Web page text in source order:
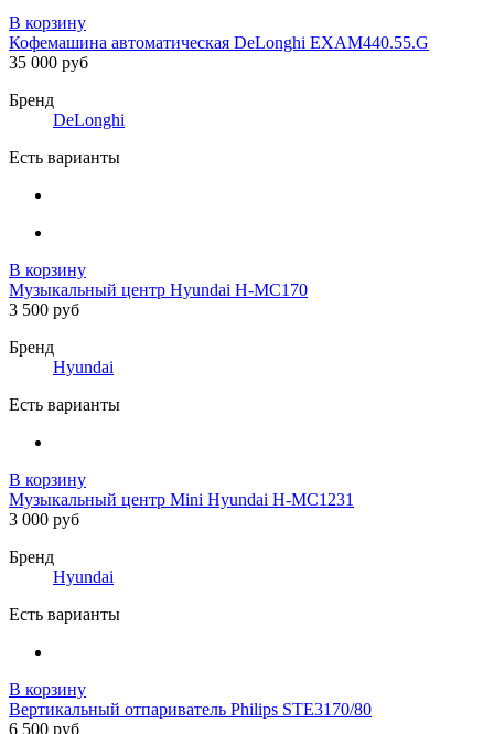
В корзину
Кофемашина автоматическая DeLonghi EXAM440.55.G
35 000 руб
Бренд
DeLonghi
Есть варианты
В корзину
Музыкальный центр Hyundai H-MC170
3 500 руб
Бренд
Hyundai
Есть варианты
В корзину
Музыкальный центр Mini Hyundai H-MC1231
3 000 руб
Бренд
Hyundai
Есть варианты
В корзину
Вертикальный отпариватель Philips STE3170/80
6 500 руб